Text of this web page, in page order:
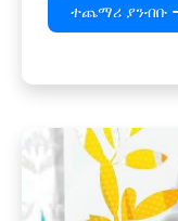
ተጨማሪ ያንብቡ